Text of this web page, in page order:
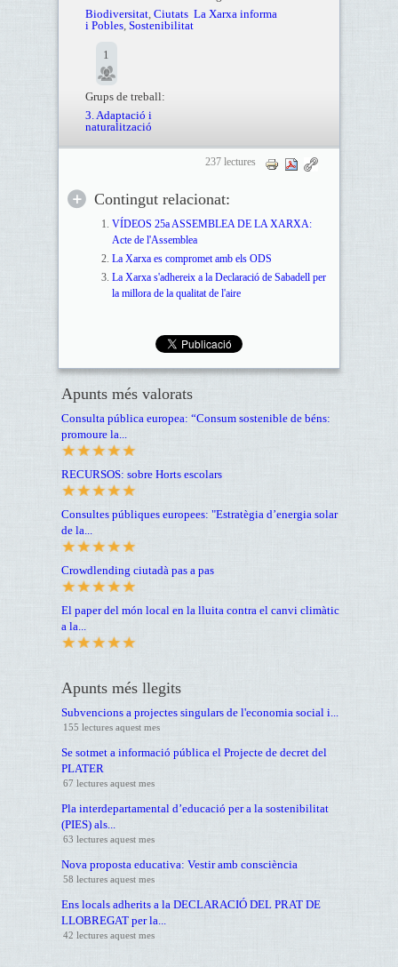
Biodiversitat, Ciutats
i Pobles, Sostenibilitat
La Xarxa informa
1
Grups de treball:
3. Adaptació i
naturalització
237 lectures
Contingut relacionat:
VÍDEOS 25a ASSEMBLEA DE LA XARXA:
Acte de l'Assemblea
La Xarxa es compromet amb els ODS
La Xarxa s'adhereix a la Declaració de Sabadell per
la millora de la qualitat de l'aire
Apunts més valorats
Consulta pública europea: “Consum sostenible de béns:
promoure la...
RECURSOS: sobre Horts escolars
Consultes públiques europees: "Estratègia d’energia solar
de la...
Crowdlending ciutadà pas a pas
El paper del món local en la lluita contra el canvi climàtic
a la...
Apunts més llegits
Subvencions a projectes singulars de l'economia social i...
155 lectures aquest mes
Se sotmet a informació pública el Projecte de decret del
PLATER
67 lectures aquest mes
Pla interdepartamental d’educació per a la sostenibilitat
(PIES) als...
63 lectures aquest mes
Nova proposta educativa: Vestir amb consciència
58 lectures aquest mes
Ens locals adherits a la DECLARACIÓ DEL PRAT DE
LLOBREGAT per la...
42 lectures aquest mes